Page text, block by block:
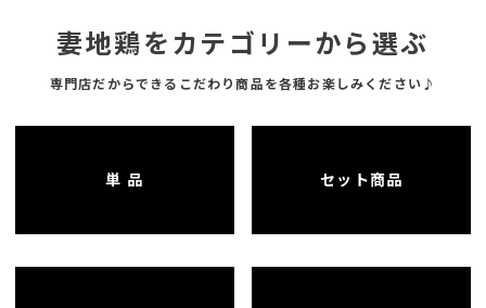
妻地鶏をカテゴリーから選ぶ
専門店だからできるこだわり商品を各種お楽しみください♪
単 品 セット商品